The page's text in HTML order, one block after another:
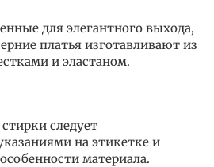
для элегантного выхода,
платья изготавливают из
и эластаном.
следует
на этикетке и
материала.